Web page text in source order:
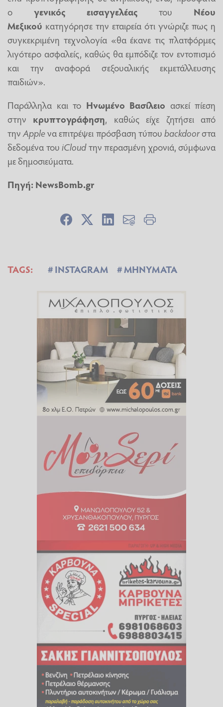
ο γενικός εισαγγελέας του Νέου
Μεξικού κατηγόρησε την εταιρεία ότι γνώριζε πως η
συγκεκριμένη τεχνολογία «θα έκανε τις πλατφόρμες
λιγότερο ασφαλείς, καθώς θα εμπόδιζε τον εντοπισμό
και την αναφορά σεξουαλικής εκμετάλλευσης
παιδιών».
Παράλληλα και το Ηνωμένο Βασίλειο ασκεί πίεση
στην κρυπτογράφηση, καθώς είχε ζητήσει από
τηνAppleνα επιτρέψει πρόσβαση τύπουbackdoorστα
δεδομένα τουiCloudτην περασμένη χρονιά, σύμφωνα
με δημοσιεύματα.
Πηγή: NewsBomb.gr
TAGS: INSTAGRAM ΜΗΝΥΜΑΤΑ